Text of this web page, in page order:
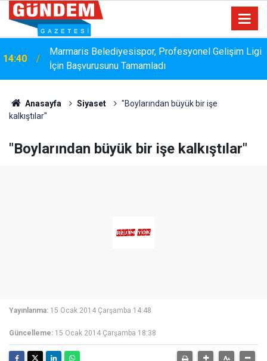
Marmaris Belediyesispor, Profesyonel Gelişim Ligi
İçin Başvurusunu Tamamladı
14:15
Bakanlık Veri Sunamadı: Metin Ergun'dan Turizm
Eleştirisi
Anasayfa Siyaset
"Boylarından büyük bir işe
kalkıştılar"
"Boylarından büyük bir işe kalkıştılar"
Yayınlanma: 15 Ocak 2014 Çarşamba 14:48
Güncelleme: 15 Ocak 2014 Çarşamba 18:38